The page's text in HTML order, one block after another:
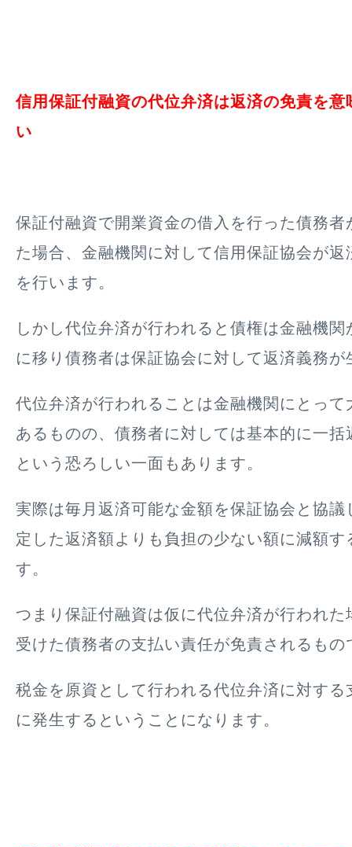
信用保証付融資の代位弁済は返済の免責を意
い
保証付融資で開業資金の借入を行った債務者
た場合、金融機関に対して信用保証協会が返
を行います。
しかし代位弁済が行われると債権は金融機
に移り債務者は保証協会に対して返済義務が
代位弁済が行われることは金融機関にとって
あるものの、債務者に対しては基本的に一括
という恐ろしい一面もあります。
実際は毎月返済可能な金額を保証協会と協議
定した返済額よりも負担の少ない額に減額す
す。
つまり保証付融資は仮に代位弁済が行われた
受けた債務者の支払い責任が免責されるもの
税金を原資として行われる代位弁済に対する
に発生するということになります。